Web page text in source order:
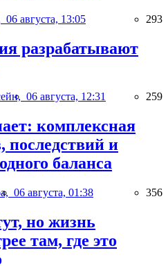
06 августа, 13:05 293
разрабатывают
06 августа, 12:31 259
комплексная
последствий и
баланса
06 августа, 01:38 356
но жизнь
там, где это